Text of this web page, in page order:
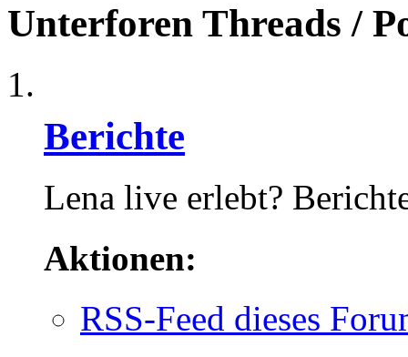
Unterforen Threads /
Berichte
Lena live erlebt?
Aktionen:
RSS-Feed dieses